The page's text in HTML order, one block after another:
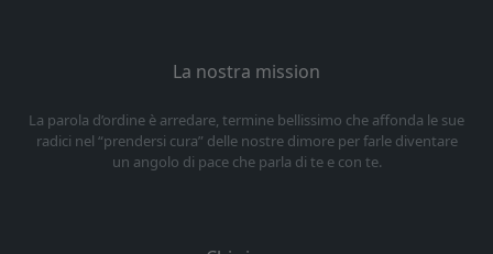
La nostra mission
La parola d’ordine è arredare, termine bellissimo che affonda le sue
radici nel “prendersi cura” delle nostre dimore per farle diventare
un angolo di pace che parla di te e con te.